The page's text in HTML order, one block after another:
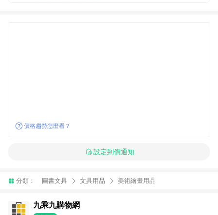
價格趨勢怎麼看？
設定到價通知
分類： 圖書文具 文具用品 美術繪畫用品
九乘九購物網